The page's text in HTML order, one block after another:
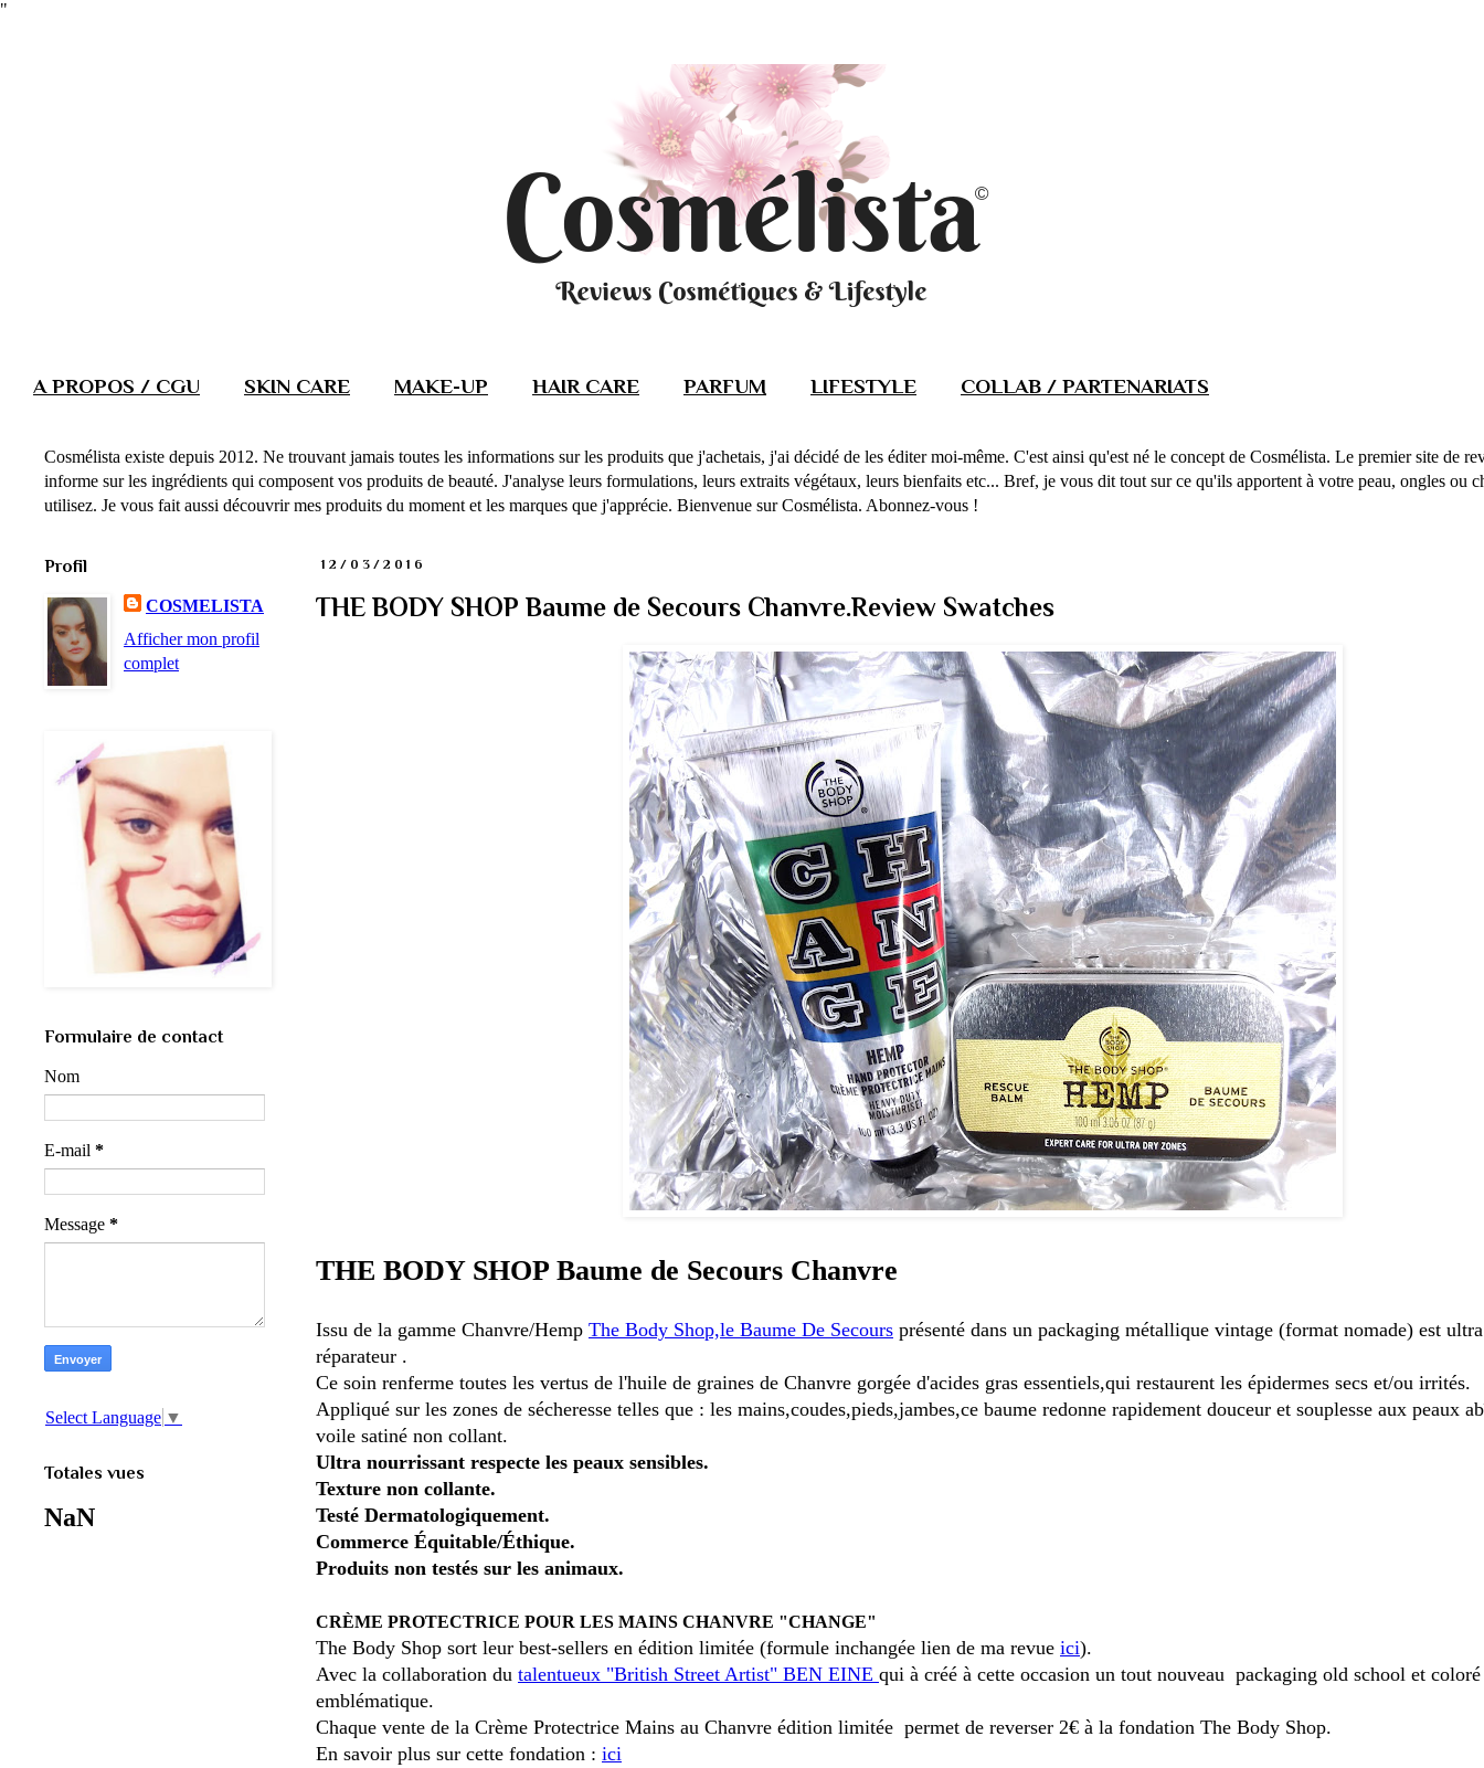
"
A PROPOS / CGU SKIN CARE MAKE-UP HAIR CARE PARFUM LIFESTYLE COLLAB / PARTENARIATS
Cosmélista existe depuis 2012. Ne trouvant jamais toutes les informations sur les produits que j'achetais, j'ai décidé de les éditer moi-même. C'est ainsi qu'est né le concept de Cosmélista. Le premier site de
informe sur les ingrédients qui composent vos produits de beauté. J'analyse leurs formulations, leurs extraits végétaux, leurs bienfaits etc... Bref, je vous dit tout sur ce qu'ils apportent à votre peau, ongles ou
utilisez. Je vous fait aussi découvrir mes produits du moment et les marques que j'apprécie. Bienvenue sur Cosmélista. Abonnez-vous !
12/03/2016
THE BODY SHOP Baume de Secours Chanvre.Review Swatches
THE BODY SHOP Baume de Secours Chanvre
Issu de la gamme Chanvre/Hemp The Body Shop,le Baume De Secours présenté dans un packaging métallique vintage (format nomade) est
réparateur .
Ce soin renferme toutes les vertus de l'huile de graines de Chanvre gorgée d'acides gras essentiels,qui restaurent les épidermes secs et/ou irrités.
Appliqué sur les zones de sécheresse telles que : les mains,coudes,pieds,jambes,ce baume redonne rapidement douceur et souplesse aux peaux
voile satiné non collant.
Ultra nourrissant respecte les peaux sensibles.
Texture non collante.
Testé Dermatologiquement.
Commerce Équitable/Éthique.
Produits non testés sur les animaux.
CRÈME PROTECTRICE POUR LES MAINS CHANVRE "CHANGE"
The Body Shop sort leur best-sellers en édition limitée (formule inchangée lien de ma revue ici).
Avec la collaboration du talentueux "British Street Artist" BEN EINE qui à créé à cette occasion un tout nouveau packaging old school et
emblématique.
Chaque vente de la Crème Protectrice Mains au Chanvre édition limitée permet de reverser 2€ à la fondation The Body Shop.
En savoir plus sur cette fondation : ici
Profil
COSMELISTA
Afficher mon profil
complet
Formulaire de contact
Nom
E-mail *
Message *
Select Language ▼
Totales vues
NaN